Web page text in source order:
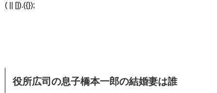
( || []).({});
役所広司の息子橋本一郎の結婚妻は誰